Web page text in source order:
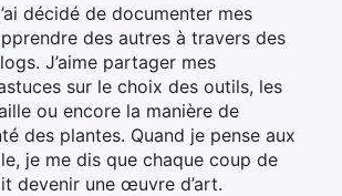
décidé de documenter mes
des autres à travers des
J’aime partager mes
sur le choix des outils, les
ou encore la manière de
des plantes. Quand je pense aux
je me dis que chaque coup de
devenir une œuvre d’art.